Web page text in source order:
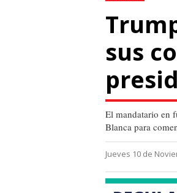
sus
El mandatario en
Blanca para
Jueves 10 de